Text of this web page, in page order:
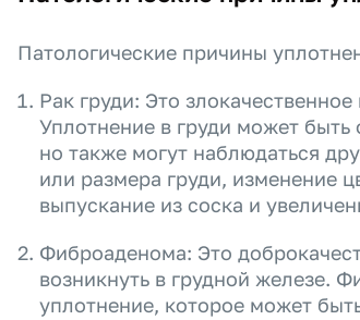
Патологические причины
Рак груди: Это
Уплотнение в груди может
но также могут наблюдаться
или размера груди, изменение
выпускание из соска и
Фиброаденома: Это
возникнуть в грудной железе.
уплотнение, которое может